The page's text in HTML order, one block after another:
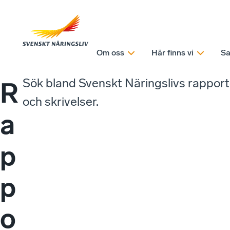
Om oss Här finns vi
R
a
p
p
o
Sök bland Svenskt Näringslivs
och skrivelser.